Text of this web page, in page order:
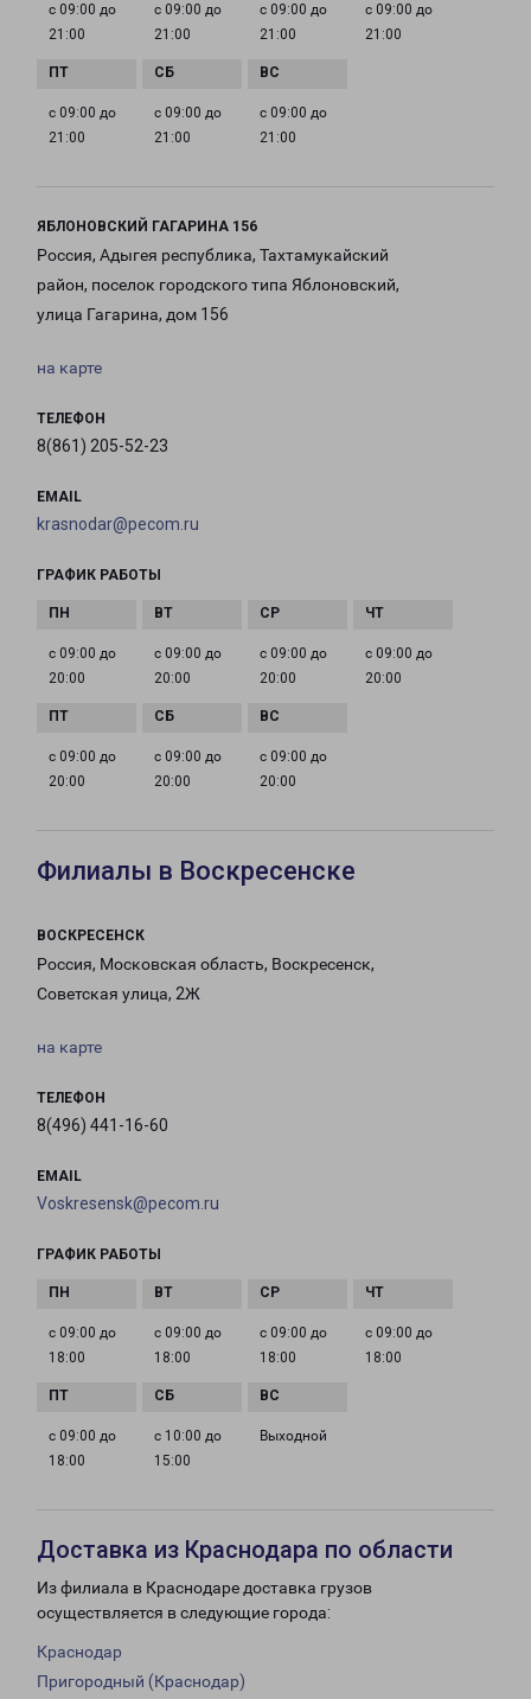
с 09:00 до
21:00
с 09:00 до
21:00
с 09:00 до
21:00
с 09:00 до
21:00
с 09:00 до
21:00
с 09:00 до
21:00
с 09:00 до
21:00
ЯБЛОНОВСКИЙ ГАГАРИНА 156
Россия, Адыгея республика, Тахтамукайский
район, поселок городского типа Яблоновский,
улица Гагарина, дом 156
на карте
ТЕЛЕФОН
8(861) 205-52-23
EMAIL
krasnodar@pecom.ru
ГРАФИК РАБОТЫ
с 09:00 до
20:00
с 09:00 до
20:00
с 09:00 до
20:00
с 09:00 до
20:00
с 09:00 до
20:00
с 09:00 до
20:00
с 09:00 до
20:00
Филиалы в Воскресенске
ВОСКРЕСЕНСК
Россия, Московская область, Воскресенск,
Советская улица, 2Ж
на карте
ТЕЛЕФОН
8(496) 441-16-60
EMAIL
Voskresensk@pecom.ru
ГРАФИК РАБОТЫ
с 09:00 до
18:00
с 09:00 до
18:00
с 09:00 до
18:00
с 09:00 до
18:00
с 09:00 до
18:00
с 10:00 до
15:00
Выходной
Доставка из Краснодара по области
Из филиала в Краснодаре доставка грузов
осуществляется в следующие города:
Краснодар
Пригородный (Краснодар)